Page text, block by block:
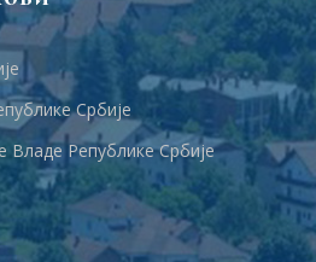
Србије
Владе Републике Србије